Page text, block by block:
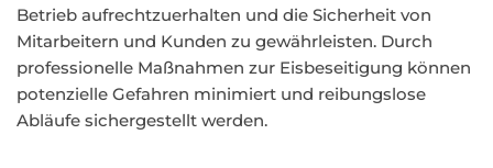
Betrieb aufrechtzuerhalten und die Sicherheit von
Mitarbeitern und Kunden zu gewährleisten. Durch
professionelle Maßnahmen zur Eisbeseitigung können
potenzielle Gefahren minimiert und reibungslose
Abläufe sichergestellt werden.